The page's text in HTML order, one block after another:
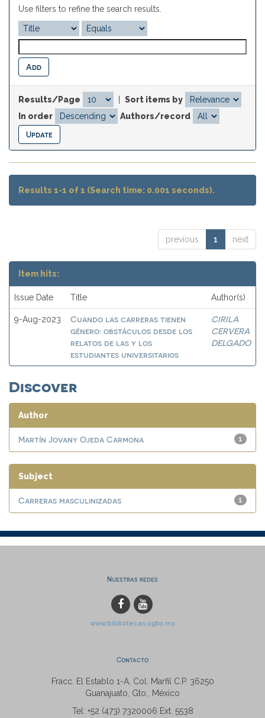
Use filters to refine the search results.
Results/Page
Sort items by
In order
Authors/record
Results 1-1 of 1 (Search time: 0.001 seconds).
previous 1 next
Item hits:
Issue Date Title Author(s)
9-Aug-2023
Cuando las carreras tienen
género: obstáculos desde los
relatos de las y los
estudiantes universitarios
CIRILA
CERVERA
DELGADO
Discover
Author
1
Martín Jovany Ojeda Carmona
Subject
1
Carreras masculinizadas
Nuestras redes
www.bibliotecas.ugto.mx
Contacto
Fracc. El Establo 1-A, Col. Marfil C.P. 36250
Guanajuato, Gto., México
Tel: +52 (473) 7320006 Ext. 5538